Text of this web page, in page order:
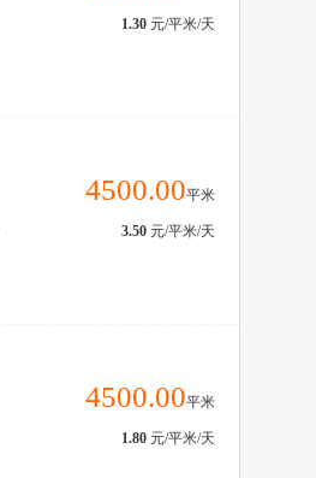
1.30 元/平米/天
4500.00平米
3.50 元/平米/天
4500.00平米
1.80 元/平米/天